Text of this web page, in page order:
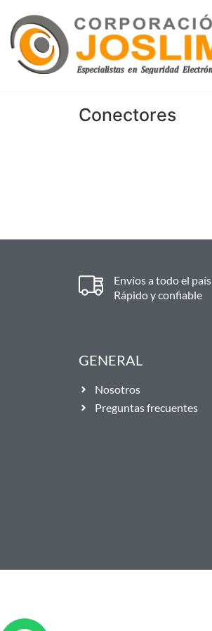
Conectores
Envíos a todo el país
Rápido y confiable
GENERAL
Nosotros
Preguntas frecuentes